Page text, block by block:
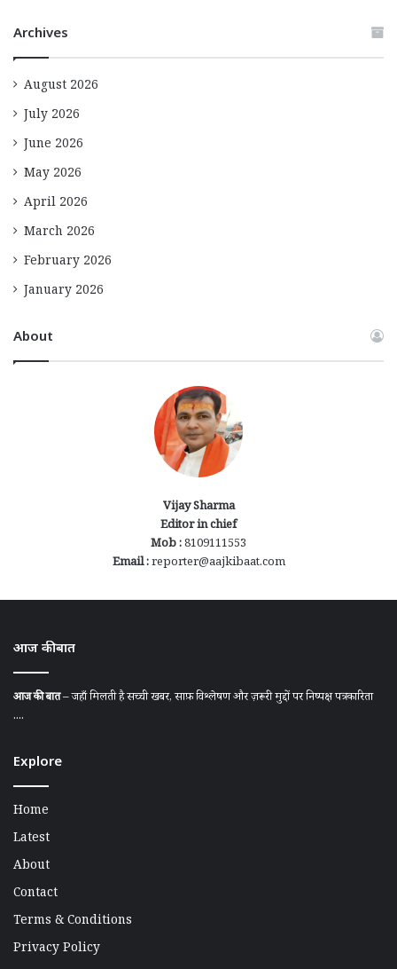
Archives
August 2026
July 2026
June 2026
May 2026
April 2026
March 2026
February 2026
January 2026
About
Vijay Sharma
Editor in chief
Mob :8109111553
Email :reporter@aajkibaat.com
आज की बात
आज की बात– जहाँ मिलती है सच्ची खबर, साफ़ विश्लेषण और ज़रूरी मुद्दों पर निष्पक्ष पत्रकारिता
....
Explore
Home
Latest
About
Contact
Terms & Conditions
Privacy Policy